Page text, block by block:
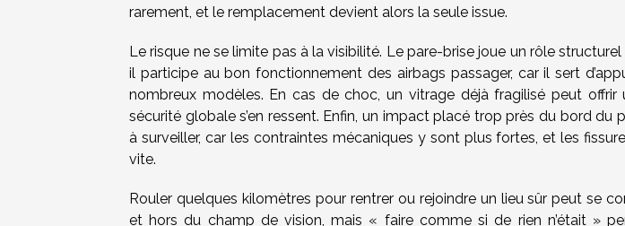
rarement, et le remplacement devient alors la seule issue.
Le risque ne se limite pas à la visibilité. Le pare-brise joue un rôle
il participe au bon fonctionnement des airbags passager, car il sert
nombreux modèles. En cas de choc, un vitrage déjà fragilisé peut offrir
sécurité globale s’en ressent. Enfin, un impact placé trop près du bord du
à surveiller, car les contraintes mécaniques y sont plus fortes, et les
vite.
Rouler quelques kilomètres pour rentrer ou rejoindre un lieu sûr peut se
et hors du champ de vision, mais « faire comme si de rien n’était »